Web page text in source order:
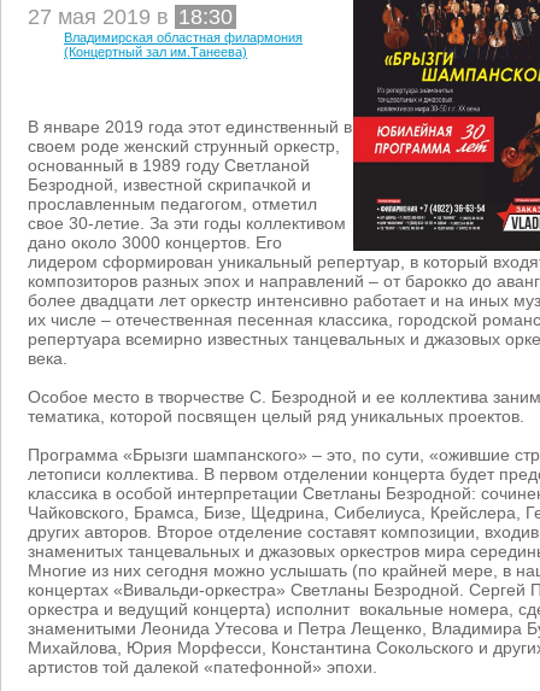
27 мая 2019 в 18:30
Владимирская областная филармония
(Концертный зал им.Танеева)
В январе 2019 года этот единственный в
своем роде женский струнный оркестр,
основанный в 1989 году Светланой
Безродной, известной скрипачкой и
прославленным педагогом, отметил
свое 30-летие. За эти годы коллективом
дано около 3000 концертов. Его
лидером сформирован уникальный репертуар, в который
композиторов разных эпох и направлений – от барокко до
более двадцати лет оркестр интенсивно работает и на иных
их числе – отечественная песенная классика, городской
репертуара всемирно известных танцевальных и джазовых
века.
Особое место в творчестве С. Безродной и ее коллектива
тематика, которой посвящен целый ряд уникальных проектов.
Программа «Брызги шампанского» – это, по сути, «ожившие
летописи коллектива. В первом отделении концерта будет
классика в особой интерпретации Светланы Безродной:
Чайковского, Брамса, Бизе, Щедрина, Сибелиуса, Крейслера,
других авторов. Второе отделение составят композиции,
знаменитых танцевальных и джазовых оркестров мира
Многие из них сегодня можно услышать (по крайней мере, в
концертах «Вивальди-оркестра» Светланы Безродной. Сергей
оркестра и ведущий концерта) исполнит вокальные номера,
знаменитыми Леонида Утесова и Петра Лещенко, Владимира
Михайлова, Юрия Морфесси, Константина Сокольского и
артистов той далекой «патефонной» эпохи.